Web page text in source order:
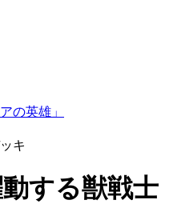
の英雄」
キ
動する獣戦士